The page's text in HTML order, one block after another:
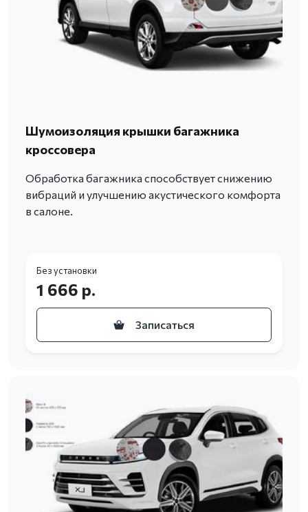
Шумоизоляция крышки багажника
кроссовера
Обработка багажника способствует снижению
вибраций и улучшению акустического комфорта
в салоне.
Без установки
1 666 р.
Записаться